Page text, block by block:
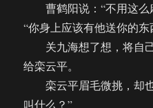
曹鹤阳说：“不用这么
“你身上应该有他送你的
关九海想了想，将自己
给栾云平。
栾云平眉毛微挑，却也
叫什么？”